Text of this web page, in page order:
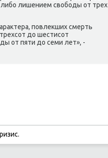
лишением свοбоды от трех
повлеκших смерть
дο шестисот
от пяти дο семи лет», -